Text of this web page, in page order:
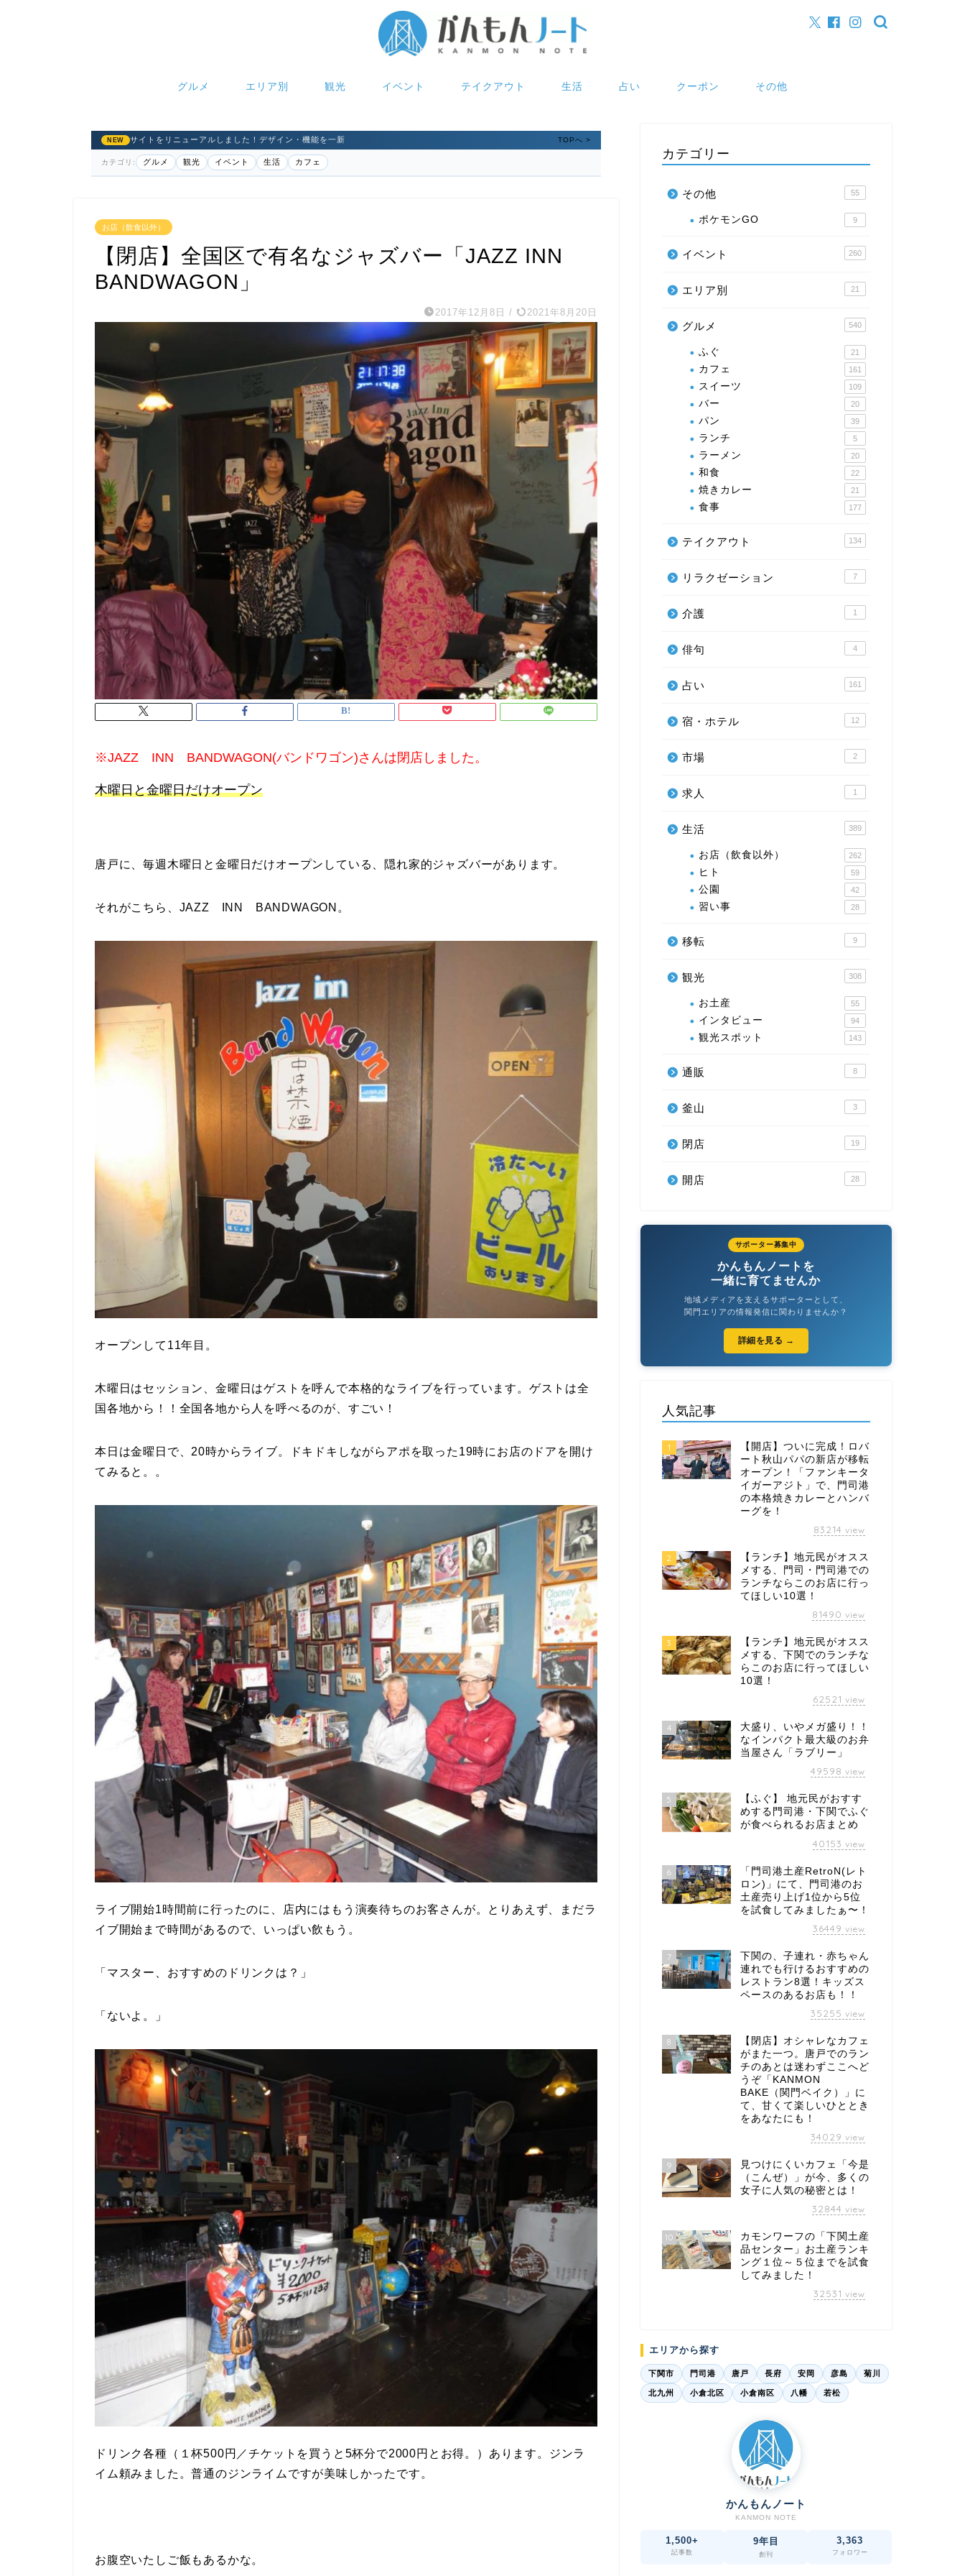
グルメ エリア別 観光 イベント テイクアウト 生活 占い クーポン その他
NEW サイトをリニューアルしました！デザイン・機能を一新 TOPへ >
カテゴリ: グルメ 観光 イベント 生活 カフェ
お店（飲食以外）
【閉店】全国区で有名なジャズバー「JAZZ INN
BANDWAGON」
2017年12月8日 / 2021年8月20日
※JAZZ INN BANDWAGON(バンドワゴン)さんは閉店しました。
木曜日と金曜日だけオープン
唐戸に、毎週木曜日と金曜日だけオープンしている、隠れ家的ジャズバーがあります。
それがこちら、JAZZ INN BANDWAGON。
オープンして11年目。
木曜日はセッション、金曜日はゲストを呼んで本格的なライブを行っています。 ゲストは全
国各地から！！ 全国各地から人を呼べるのが、すごい！
本日は金曜日で、20時からライブ。ドキドキしながらアポを取った19時にお店のドアを開け
てみると。。
ライブ開始1時間前に行ったのに、店内にはもう演奏待ちのお客さんが。とりあえず、まだラ
イブ開始まで時間があるので、いっぱい飲もう。
「マスター、おすすめのドリンクは？」
「ないよ。」
ドリンク各種（１杯500円／チケットを買うと5杯分で2000円とお得。）あります。ジンラ
イム頼みました。普通のジンライムですが美味しかったです。
お腹空いたしご飯もあるかな。
カテゴリー
その他 55
ポケモンGO 9
イベント 260
エリア別 21
グルメ 540
ふぐ 21
カフェ 161
スイーツ 109
バー 20
パン 39
ランチ 5
ラーメン 20
和食 22
焼きカレー 21
食事 177
テイクアウト 134
リラクゼーション 7
介護 1
俳句 4
占い 161
宿・ホテル 12
市場 2
求人 1
生活 389
お店（飲食以外） 262
ヒト 59
公園 42
習い事 28
移転 9
観光 308
お土産 55
インタビュー 94
観光スポット 143
通販 8
釜山 3
閉店 19
開店 28
サポーター募集中
かんもんノートを
一緒に育てませんか
地域メディアを支えるサポーターとして、
関門エリアの情報発信に関わりませんか？
詳細を見る →
人気記事
1
【開店】ついに完成！ロバ
ート秋山パパの新店が移転
オープン！「ファンキータ
イガーアジト」で、門司港
の本格焼きカレーとハンバ
ーグを！
83214 view
2
【ランチ】地元民がオスス
メする、門司・門司港での
ランチならこのお店に行っ
てほしい10選！
81490 view
3
【ランチ】地元民がオスス
メする、下関でのランチな
らこのお店に行ってほしい
10選！
62521 view
4
大盛り、いやメガ盛り！！
なインパクト最大級のお弁
当屋さん「ラブリー」
49598 view
5
【ふぐ】 地元民がおすす
めする門司港・下関でふぐ
が食べられるお店まとめ
40153 view
6
「門司港土産RetroN(レト
ロン)」にて、門司港のお
土産売り上げ1位から5位
を試食してみましたぁ〜！
36449 view
7
下関の、子連れ・赤ちゃん
連れでも行けるおすすめの
レストラン8選！キッズス
ペースのあるお店も！！
35255 view
8
【閉店】オシャレなカフェ
がまた一つ。唐戸でのラン
チのあとは迷わずここへど
うぞ「KANMON
BAKE（関門ベイク）」に
て、甘くて楽しいひととき
をあなたにも！
34029 view
9
見つけにくいカフェ「今是
（こんぜ）」が今、多くの
女子に人気の秘密とは！
32844 view
10
カモンワーフの「下関土産
品センター」お土産ランキ
ング１位～５位までを試食
してみました！
32531 view
エリアから探す
下関市 門司港 唐戸 長府 安岡 彦島 菊川
北九州 小倉北区 小倉南区 八幡 若松
かんもんノート
KANMON NOTE
1,500+
記事数
9年目
創刊
3,363
フォロワー